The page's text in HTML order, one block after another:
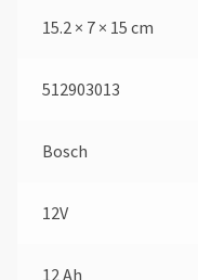
15.2 × 7 × 15 cm
512903013
Bosch
12V
12 Ah